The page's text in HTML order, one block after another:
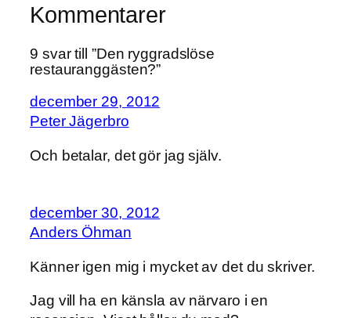
Kommentarer
9 svar till ”Den ryggradslöse
restauranggästen?”
december 29, 2012
Peter Jägerbro
Och betalar, det gör jag själv.
december 30, 2012
Anders Öhman
Känner igen mig i mycket av det du skriver.
Jag vill ha en känsla av närvaro i en